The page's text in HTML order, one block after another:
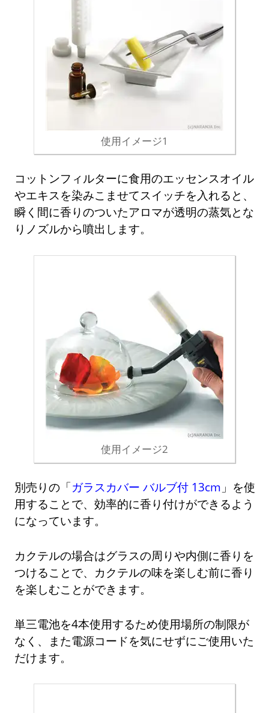
使用イメージ1
コットンフィルターに食用のエッセンスオイル
やエキスを染みこませてスイッチを入れると、
瞬く間に香りのついたアロマが透明の蒸気とな
りノズルから噴出します。
使用イメージ2
別売りの「ガラスカバー バルブ付 13cm 」を使
用することで、効率的に香り付けができるよう
になっています。
カクテルの場合はグラスの周りや内側に香りを
つけることで、カクテルの味を楽しむ前に香り
を楽しむことができます。
単三電池を4本使用するため使用場所の制限が
なく、また電源コードを気にせずにご使用いた
だけます。